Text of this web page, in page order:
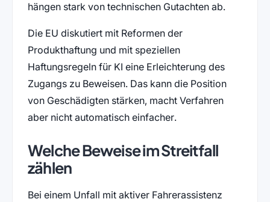
hängen stark von technischen Gutachten ab.
Die EU diskutiert mit Reformen der
Produkthaftung und mit speziellen
Haftungsregeln für KI eine Erleichterung des
Zugangs zu Beweisen. Das kann die Position
von Geschädigten stärken, macht Verfahren
aber nicht automatisch einfacher.
Welche Beweise im Streitfall
zählen
Bei einem Unfall mit aktiver Fahrerassistenz